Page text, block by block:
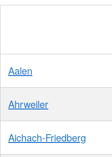
Aalen
Ahrweiler
Aichach-Friedberg